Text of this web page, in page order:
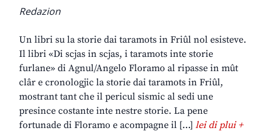
Redazion
Un libri su la storie dai taramots in Friûl nol esisteve.
Il libri «Di scjas in scjas, i taramots inte storie
furlane» di Agnul/Angelo Floramo al ripasse in mût
clâr e cronologjic la storie dai taramots in Friûl,
mostrant tant che il pericul sismic al sedi une
presince costante inte nestre storie. La pene
fortunade di Floramo e acompagne il […] lei di plui +